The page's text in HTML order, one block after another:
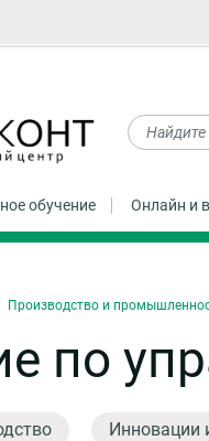
обучение Онлайн и
Производство и
по
Инновации